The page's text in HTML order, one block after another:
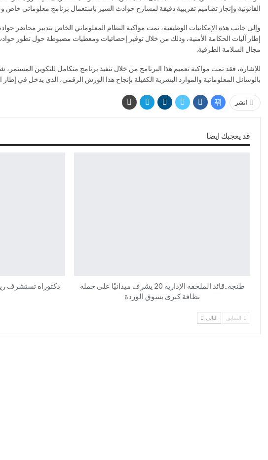
القانونية وإنجاز تصاميم تقريبية دقيقة لمسارح حوادث السير باستعمال برنامج معلوماتي
وإلى جانب هذه الإمكانيات الوظيفية، تمت مواكبة النظام المعلوماتي الخاص بتدبير محاضر
إطار آليات الحكامة الأمنية، وذلك من خلال توفير إحصائيات ومعطيات مضبوطة حول تطور
مجال السلامة الطرقية.
للإشارة، فقد تمت مواكبة تعميم هذا البرنامج من خلال تنفيذ برنامج متكامل للتكوين
بالوسائل المعلوماتية والموارد البشرية الكفيلة بإنجاح هذا الورش الرقمي، الذي يدخل في إطار
انشر
قد يعجبك ايضا
طنجة..قائد الملحقة الإدارية 20 يشرف ميدانيًا على حملة
نظافة كبرى بسوق الوردة
دكتوراه تستشرف
السابق التالي